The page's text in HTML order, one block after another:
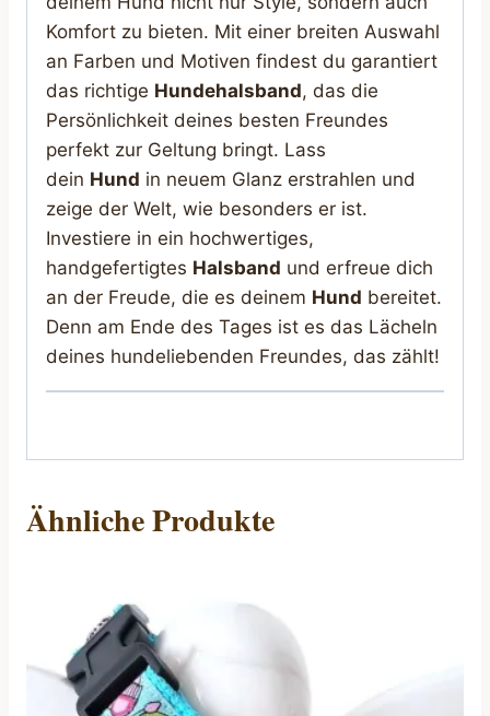
Komfort zu bieten. Mit einer breiten Auswahl
an Farben und Motiven findest du garantiert
das richtige Hundehalsband, das die
Persönlichkeit deines besten Freundes
perfekt zur Geltung bringt. Lass
dein Hund in neuem Glanz erstrahlen und
zeige der Welt, wie besonders er ist.
Investiere in ein hochwertiges,
handgefertigtes Halsband und erfreue dich
an der Freude, die es deinem Hund bereitet.
Denn am Ende des Tages ist es das Lächeln
deines hundeliebenden Freundes, das zählt!
Ähnliche Produkte